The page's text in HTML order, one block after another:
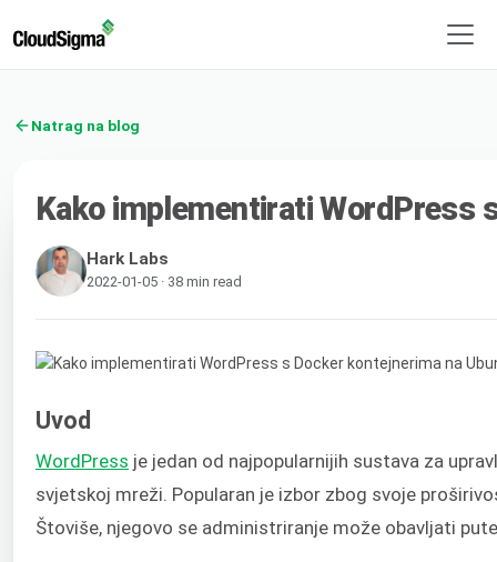
Natrag na blog
Kako implementirati WordPress
Hark Labs
2022-01-05 · 38 min read
Uvod
WordPress je jedan od najpopularnijih sustava za
svjetskoj mreži. Popularan je izbor zbog svoje
Štoviše, njegovo se administriranje može obavljati